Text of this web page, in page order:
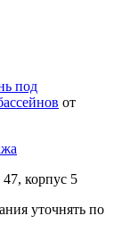
под
от
47, корпус 5
уточнять по